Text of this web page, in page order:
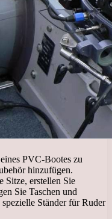
PVC-Bootes zu
hinzufügen.
Sitze, erstellen Sie
Sie Taschen und
Ständer für Ruder